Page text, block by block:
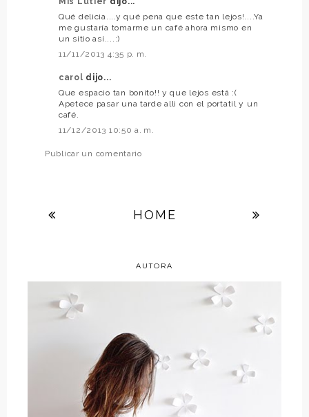
Qué delicia....y qué pena que este tan lejos!....Ya
me gustaría tomarme un café ahora mismo en
un sitio así....:)
11/11/2013 4:35 p. m.
carol dijo...
Que espacio tan bonito!! y que lejos está :(
Apetece pasar una tarde alli con el portatil y un
café.
11/12/2013 10:50 a. m.
Publicar un comentario
HOME
AUTORA